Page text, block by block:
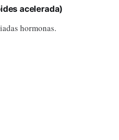
acelerada)
hormonas.